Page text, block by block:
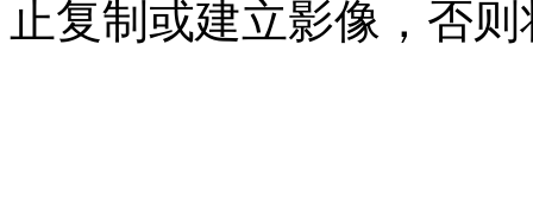
止复制或建立影像，否